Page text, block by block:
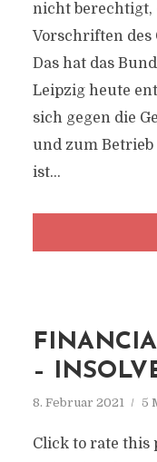
nicht berechtigt,
Vorschriften des
Das hat das
Leipzig heute
sich gegen die
und zum
ist...
–
8. Februar 2021 5
Click to rate this